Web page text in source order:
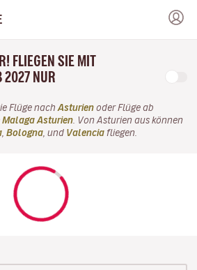
FLIEGEN SIE MIT
2027 NUR
Flüge nach Asturien oder Flüge ab
Malaga Asturien . Von Asturien aus können
Bologna , und Valencia fliegen.